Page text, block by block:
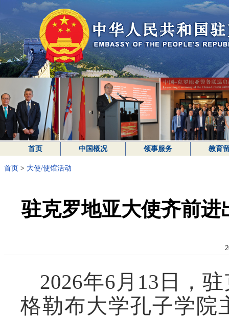
首页 中国概况 领事服务 教育
首页 > 大使/使馆活动
驻克罗地亚大使齐前
2026年6月13日，
格勒布大学孔子学院